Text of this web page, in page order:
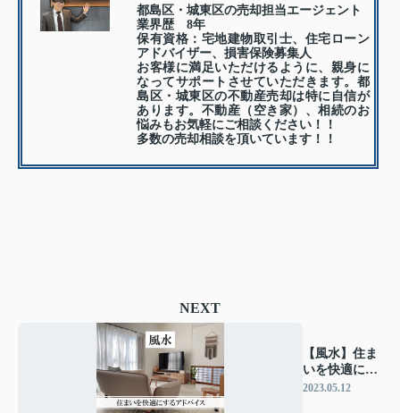
都島区・城東区の売却担当エージェント
業界歴 8年
保有資格：宅地建物取引士、住宅ローン
アドバイザー、損害保険募集人
お客様に満足いただけるように、親身に
なってサポートさせていただきます。都
島区・城東区の不動産売却は特に自信が
あります。不動産（空き家）、相続のお
悩みもお気軽にご相談ください！！
多数の売却相談を頂いています！！
NEXT
【風水】住ま
いを快適にす
るアドバイス
2023.05.12